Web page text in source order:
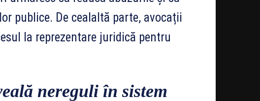
publice. De cealaltă parte, avocații
la reprezentare juridică pentru
nereguli în sistem